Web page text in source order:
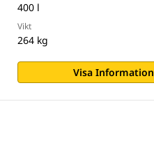
400 l
Vikt
264 kg
Visa Information